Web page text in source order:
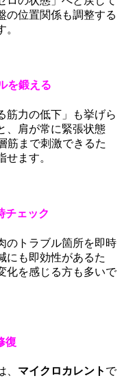
の位置関係も調整する
を鍛える
筋力の低下」も挙げら
、肩が常に緊張状態
筋まで刺激できるた
ます。
チェック
のトラブル箇所を即時
にも即効性があるた
化を感じる方も多いで
復
マイクロカレント で